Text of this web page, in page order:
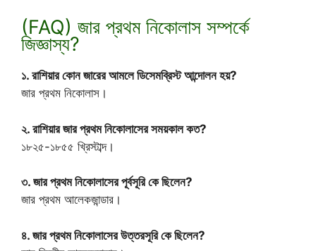
(FAQ) জার প্রথম নিকোলাস সম্পর্কে
জিজ্ঞাস্য?
১. রাশিয়ার কোন জারের আমলে ডিসেমব্রিস্ট আন্দোলন হয়?
জার প্রথম নিকোলাস।
২. রাশিয়ার জার প্রথম নিকোলাসের সময়কাল কত?
১৮২৫-১৮৫৫ খ্রিস্টাব্দ।
৩. জার প্রথম নিকোলাসের পূর্বসূরি কে ছিলেন?
জার প্রথম আলেকজান্ডার।
৪. জার প্রথম নিকোলাসের উত্তরসূরি কে ছিলেন?